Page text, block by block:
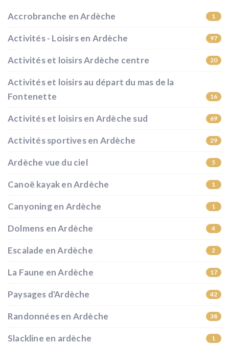
Accrobranche en Ardèche 1
Activités - Loisirs en Ardèche 97
Activités et loisirs Ardèche centre 20
Activités et loisirs au départ du mas de la
Fontenette
16
Activités et loisirs en Ardèche sud 69
Activités sportives en Ardèche 29
Ardèche vue du ciel 5
Canoë kayak en Ardèche 1
Canyoning en Ardèche 1
Dolmens en Ardèche 4
Escalade en Ardèche 2
La Faune en Ardèche 17
Paysages d'Ardèche 42
Randonnées en Ardèche 38
Slackline en ardèche 1